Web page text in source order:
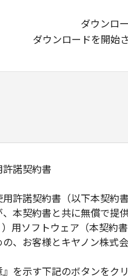
ダウンロ
ダウンロードを開始
諾契約書
許諾契約書（以下本契約
、本契約書と共に無償で提
用ソフトウェア（本契約
、お客様とキヤノン株式
を示す下記のボタンをク